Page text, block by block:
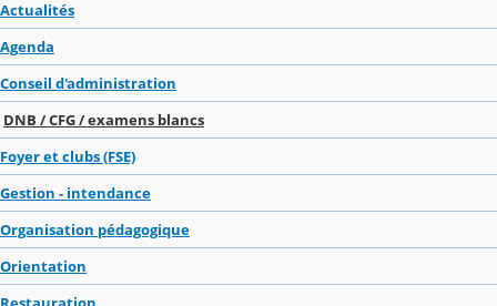
Actualités
Agenda
Conseil d'administration
DNB / CFG / examens blancs
Foyer et clubs (FSE)
Gestion - intendance
Organisation pédagogique
Orientation